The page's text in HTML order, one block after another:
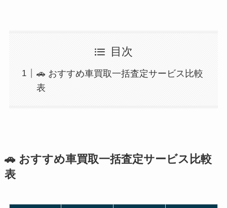
目次
🚗 おすすめ車買取一括査定サービス比較
表
🚗 おすすめ車買取一括査定サービス比較
表